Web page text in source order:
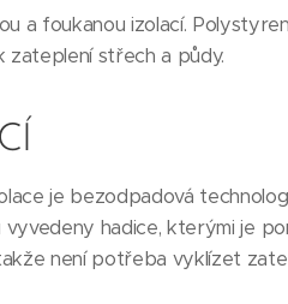
a foukanou izolací.
zateplení střech a půdy.
je bezodpadová
hadice, kterými je
není potřeba vyklízet